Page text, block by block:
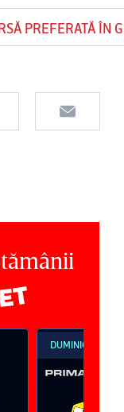
PREFERATĂ ÎN
DUMINICĂ 09 AUG,